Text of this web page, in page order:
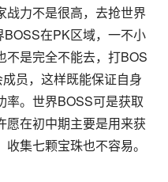
战力不是很高，去抢世界
在PK区域，一不小
不是完全不能去，打BOS
员，这样既能保证自身
率。世界BOSS可是获取
愿在初中期主要是用来获
集七颗宝珠也不容易。